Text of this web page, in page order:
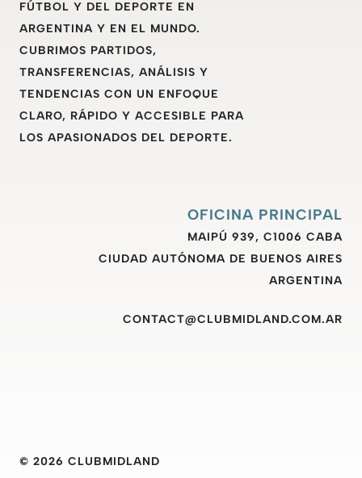
FÚTBOL Y DEL DEPORTE EN
ARGENTINA Y EN EL MUNDO.
CUBRIMOS PARTIDOS,
TRANSFERENCIAS, ANÁLISIS Y
TENDENCIAS CON UN ENFOQUE
CLARO, RÁPIDO Y ACCESIBLE PARA
LOS APASIONADOS DEL DEPORTE.
OFICINA PRINCIPAL
MAIPÚ 939, C1006 CABA
CIUDAD AUTÓNOMA DE BUENOS AIRES
ARGENTINA
CONTACT@CLUBMIDLAND.COM.AR
© 2026 CLUBMIDLAND